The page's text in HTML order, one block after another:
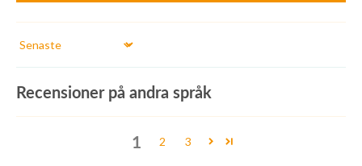
Sort by
Recensioner på andra språk
1 2 3